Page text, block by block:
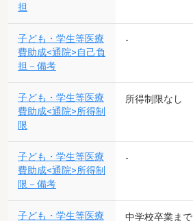
担
子ども・学生等医療
費助成<通院>自己負
担－備考
-
子ども・学生等医療
費助成<通院>所得制
限
所得制限なし
子ども・学生等医療
費助成<通院>所得制
限－備考
-
子ども・学生等医療
中学校卒業まで